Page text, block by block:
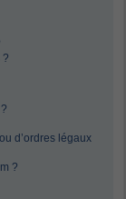
?
d’ordres légaux
?